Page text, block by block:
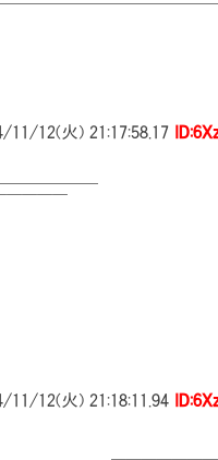
11/12(火) 21:17:58.17
11/12(火) 21:18:11.94